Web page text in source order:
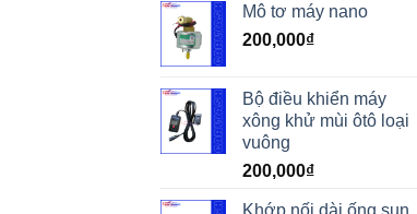
Mô tơ máy nano
200,000₫
Bộ điều khiển máy
xông khử mùi ôtô loại
vuông
200,000₫
Khớp nối dài ống sun